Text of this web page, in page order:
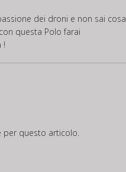
dei droni e non sai cosa
questa Polo farai
!
per questo articolo.